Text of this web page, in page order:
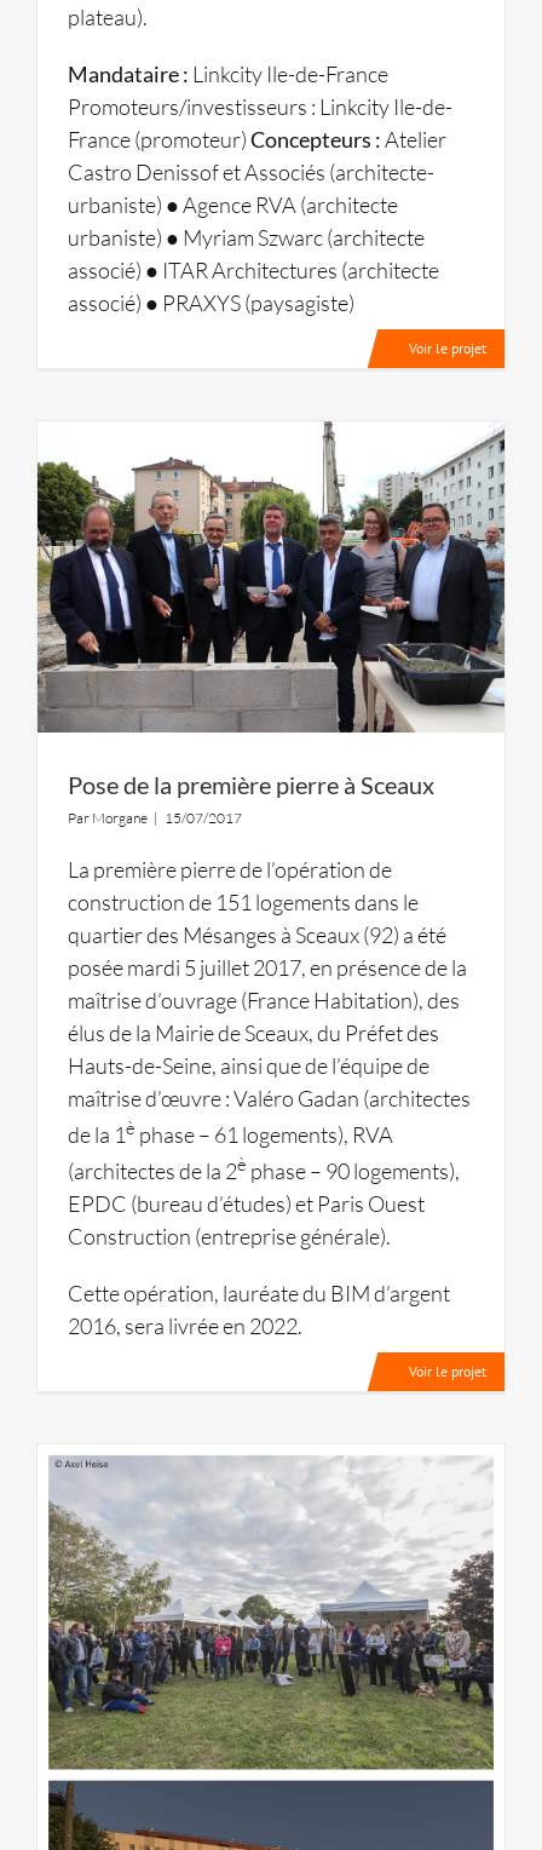
plateau).
Mandataire : Linkcity Ile-de-France
Promoteurs/investisseurs : Linkcity Ile-de-
France (promoteur)Concepteurs :Atelier
Castro Denissof et Associés (architecte-
urbaniste) ● Agence RVA (architecte
urbaniste) ● Myriam Szwarc (architecte
associé) ● ITAR Architectures (architecte
associé) ● PRAXYS (paysagiste)
Voir le projet
Pose de la première pierre à Sceaux
Par Morgane | 15/07/2017
La première pierre de l’opération de
construction de 151 logements dans le
quartier des Mésanges à Sceaux (92) a été
posée mardi 5 juillet 2017, en présence de la
maîtrise d’ouvrage (France Habitation), des
élus de la Mairie de Sceaux, du Préfet des
Hauts-de-Seine, ainsi que de l’équipe de
maîtrise d’œuvre : Valéro Gadan (architectes
de la 1è phase – 61 logements), RVA
(architectes de la 2è phase – 90 logements),
EPDC (bureau d’études) et Paris Ouest
Construction (entreprise générale).
Cette opération, lauréate du BIM d’argent
2016, sera livrée en 2022.
Voir le projet